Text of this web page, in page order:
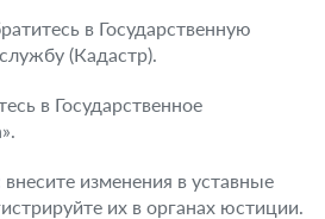
в Государственную
(Кадастр).
в Государственное
внесите изменения в уставные
их в органах юстиции.